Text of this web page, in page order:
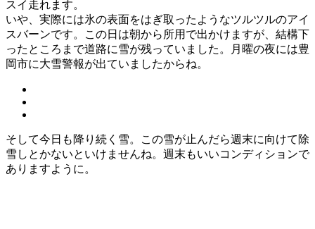
スイ走れます。
いや、実際には氷の表面をはぎ取ったようなツルツルのアイ
スバーンです。この日は朝から所用で出かけますが、結構下
ったところまで道路に雪が残っていました。月曜の夜には豊
岡市に大雪警報が出ていましたからね。
そして今日も降り続く雪。この雪が止んだら週末に向けて除
雪しとかないといけませんね。週末もいいコンディションで
ありますように。